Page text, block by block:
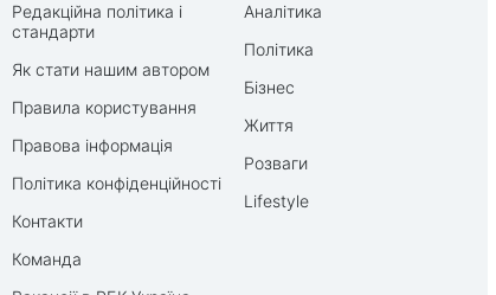
Редакційна політика і
стандарти
Як стати нашим автором
Правила користування
Правова інформація
Політика конфіденційності
Контакти
Команда
Аналітика
Політика
Бізнес
Життя
Розваги
Lifestyle